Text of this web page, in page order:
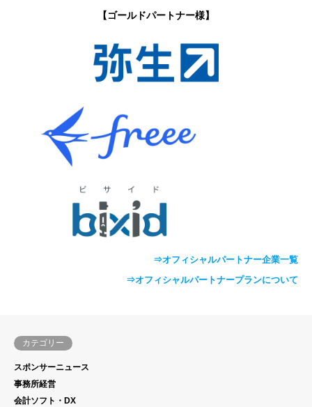
【ゴールドパートナー様】
⇒オフィシャルパートナー企業一覧
⇒オフィシャルパートナープランについて
カテゴリー
スポンサーニュース
事務所経営
会計ソフト・DX